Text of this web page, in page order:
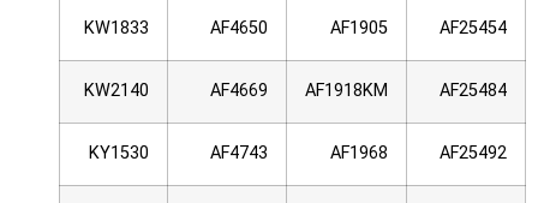
AF25454
AF1905
AF4650
KW1833
AF25484
AF1918KM
AF4669
KW2140
AF25492
AF1968
AF4743
KY1530